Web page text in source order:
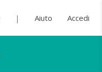
Aiuto Accedi